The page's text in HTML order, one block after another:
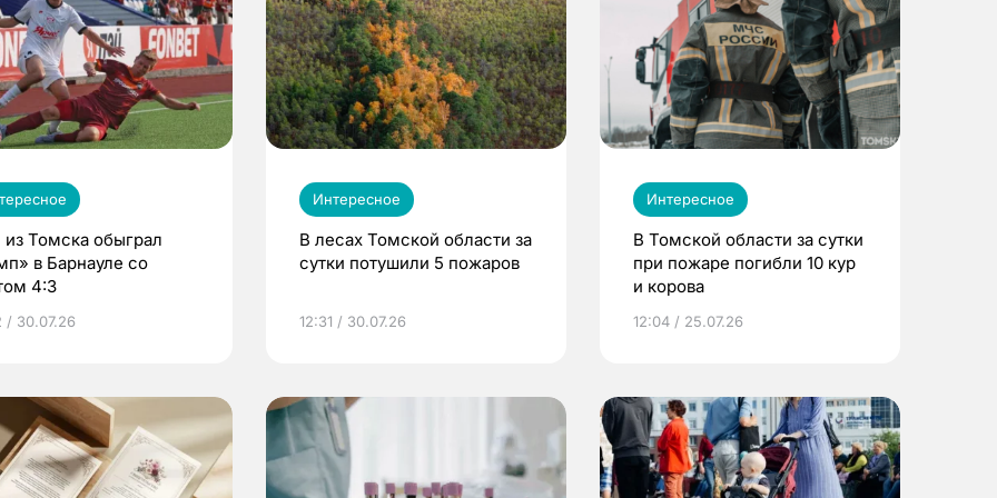
Томска обыграл
в Барнауле со
4:3
/ 30.07.26
Интересное
В лесах Томской области за
сутки потушили 5 пожаров
12:31 / 30.07.26
Интересное
В Томской области за сутки
при пожаре погибли 10 кур
и корова
12:04 / 25.07.26